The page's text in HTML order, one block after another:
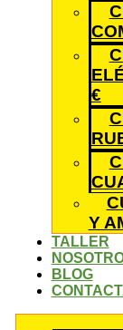
€
Y
TALLER
BLOG